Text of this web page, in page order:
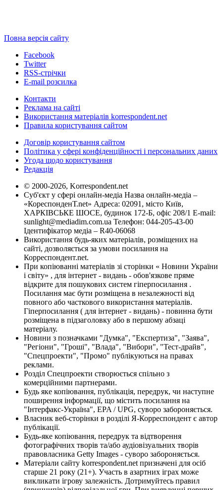
Повна версія сайту
Facebook
Twitter
RSS-стрічки
E-mail розсилка
Контакти
Реклама на сайті
Використання матеріалів korrespondent.net
Правила користування сайтом
Договір користування сайтом
Політика у сфері конфіденційності і персональних даних
Угода щодо користування
Редакція
© 2000-2026, Korrespondent.net
Суб'єкт у сфері онлайн-медіа Назва онлайн-медіа –
«КореспонденТ.net» Адреса: 02091, місто Київ,
ХАРКІВСЬКЕ ШОСЕ, будинок 172-Б, офіс 208/1 E-mail:
sunlight@mediadim.com.ua Телефон: 044-205-43-00
Ідентифікатор медіа – R40-06068
Використання будь-яких матеріалів, розміщених на
сайті, дозволяється за умови посилання на
Корреспондент.net.
При копіюванні матеріалів зі сторінки « Новини України
і світу» , для інтернет - видань - обов'язкове пряме
відкрите для пошукових систем гіперпосилання .
Посилання має бути розміщена в незалежності від
повного або часткового використання матеріалів.
Гіперпосилання ( для інтернет - видань) - повинна бути
розміщена в підзаголовку або в першому абзаці
матеріалу.
Новини з позначками "Думка", "Експертиза", "Заява",
"Регіони", "Гроші", "Влада", "Вибори", "Тест-драйв",
"Спецпроекти", "Промо" публікуються на правах
реклами.
Розділ Спецпроекти створюється спільно з
комерційними партнерами.
Будь яке копіювання, публікація, передрук, чи наступне
поширення інформації, що містить посилання на
"Інтерфакс-Україна", EPA / UPG, суворо забороняється.
Власник веб-сторінки в розділі Я-Корреспондент є автор
публікації.
Будь-яке копіювання, передрук та відтворення
фотографічних творів та/або аудіовізуальних творів
правовласника Getty Images - суворо забороняється.
Матеріали сайту korrespondent.net призначені для осіб
старше 21 року (21+). Участь в азартних іграх може
викликати ігрову залежність. Дотримуйтесь правил